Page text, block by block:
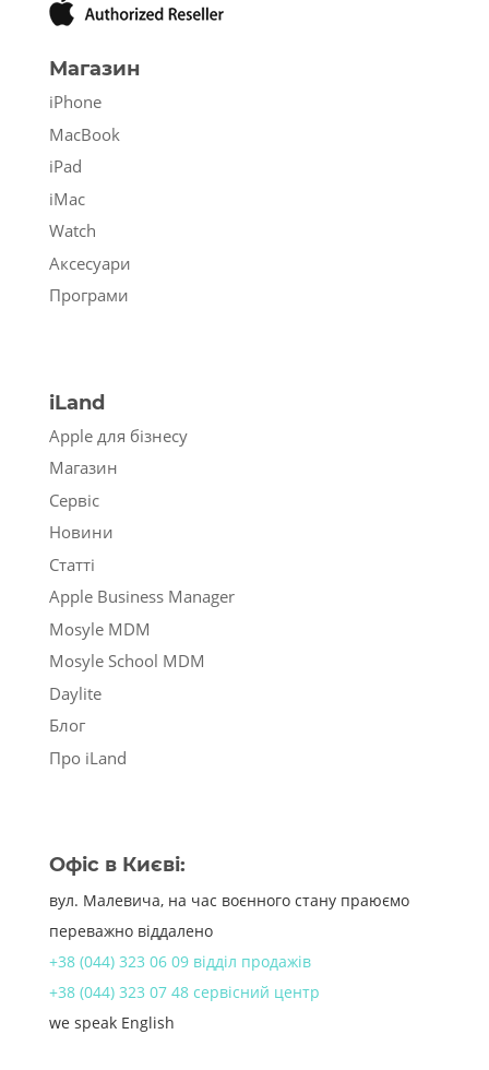
Магазин
iPhone
MacBook
iPad
iMac
Watch
Аксесуари
Програми
iLand
Apple для бізнесу
Магазин
Сервіс
Новини
Статті
Apple Business Manager
Mosyle MDM
Mosyle School MDM
Daylite
Блог
Про iLand
Офіс в Києві:
вул. Малевича, на час воєнного стану праюємо
переважно віддалено
+38 (044) 323 06 09 відділ продажів
+38 (044) 323 07 48 сервісний центр
we speak English